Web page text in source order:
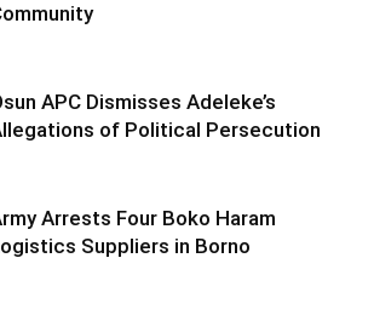
APC Dismisses Adeleke’s
of Political Persecution
Arrests Four Boko Haram
Suppliers in Borno